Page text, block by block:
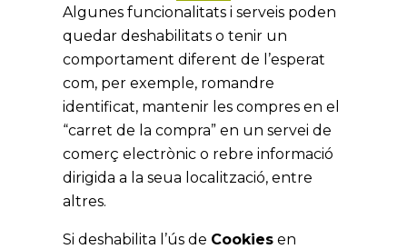
Algunes funcionalitats i serveis poden
quedar deshabilitats o tenir un
comportament diferent de l’esperat
com, per exemple, romandre
identificat, mantenir les compres en el
“carret de la compra” en un servei de
comerç electrònic o rebre informació
dirigida a la seua localització, entre
altres.
Si deshabilita l’ús de Cookies en